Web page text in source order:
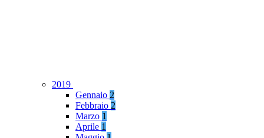
2019
Gennaio 2
Febbraio 2
Marzo 1
Aprile 1